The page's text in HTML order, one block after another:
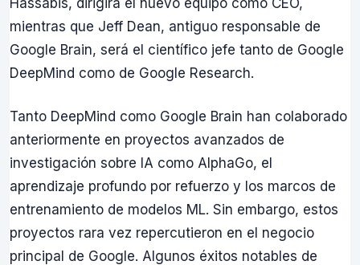
mientras que Jeff Dean, antiguo responsable de
Google Brain, será el científico jefe tanto de Google
DeepMind como de Google Research.
Tanto DeepMind como Google Brain han colaborado
anteriormente en proyectos avanzados de
investigación sobre IA como AlphaGo, el
aprendizaje profundo por refuerzo y los marcos de
entrenamiento de modelos ML. Sin embargo, estos
proyectos rara vez repercutieron en el negocio
principal de Google. Algunos éxitos notables de